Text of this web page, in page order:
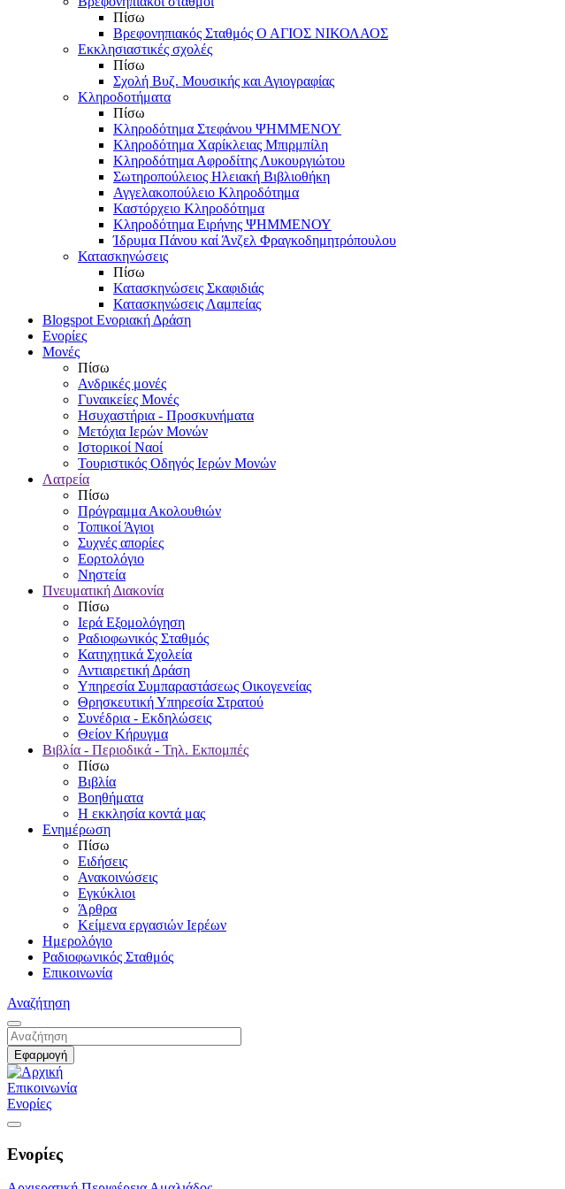
Πίσω
Βρεφονηπιακός Σταθμός Ο ΑΓΙΟΣ ΝΙΚΟΛΑΟΣ
Εκκλησιαστικές σχολές
Πίσω
Σχολή Βυζ. Μουσικής και Αγιογραφίας
Κληροδοτήματα
Πίσω
Κληροδότημα Στεφάνου ΨΗΜΜΕΝΟΥ
Κληροδότημα Χαρίκλειας Μπιρμπίλη
Κληροδότημα Αφροδίτης Λυκουργιώτου
Σωτηροπούλειος Ηλειακή Βιβλιοθήκη
Αγγελακοπούλειο Κληροδότημα
Καστόρχειο Κληροδότημα
Κληροδότημα Ειρήνης ΨΗΜΜΕΝΟΥ
Ίδρυμα Πάνου καί Άνζελ Φραγκοδημητρόπουλου
Κατασκηνώσεις
Πίσω
Κατασκηνώσεις Σκαφιδιάς
Κατασκηνώσεις Λαμπείας
Blogspot Ενοριακή Δράση
Ενορίες
Μονές
Πίσω
Ανδρικές μονές
Γυναικείες Μονές
Ησυχαστήρια - Προσκυνήματα
Μετόχια Ιερών Μονών
Ιστορικοί Ναοί
Τουριστικός Οδηγός Ιερών Μονών
Λατρεία
Πίσω
Πρόγραμμα Ακολουθιών
Τοπικοί Άγιοι
Συχνές απορίες
Εορτολόγιο
Νηστεία
Πνευματική Διακονία
Πίσω
Ιερά Εξομολόγηση
Ραδιοφωνικός Σταθμός
Κατηχητικά Σχολεία
Αντιαιρετική Δράση
Υπηρεσία Συμπαραστάσεως Οικογενείας
Θρησκευτική Υπηρεσία Στρατού
Συνέδρια - Εκδηλώσεις
Θείον Κήρυγμα
Βιβλία - Περιοδικά - Τηλ. Εκπομπές
Πίσω
Βιβλία
Βοηθήματα
Η εκκλησία κοντά μας
Ενημέρωση
Πίσω
Ειδήσεις
Ανακοινώσεις
Εγκύκλιοι
Άρθρα
Κείμενα εργασιών Ιερέων
Ημερολόγιο
Ραδιοφωνικός Σταθμός
Επικοινωνία
Αναζήτηση
Επικοινωνία
Ενορίες
Ενορίες